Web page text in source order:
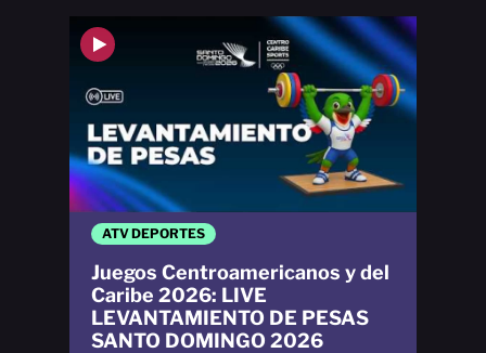
ATV DEPORTES
Juegos Centroamericanos y del
Caribe 2026: LIVE
LEVANTAMIENTO DE PESAS
SANTO DOMINGO 2026